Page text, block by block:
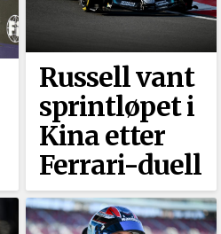
Russell vant
sprintløpet i
Kina etter
Ferrari-duell